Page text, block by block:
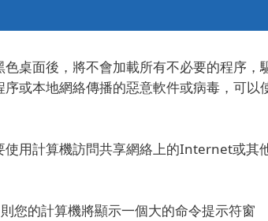
色桌面後，將不會加載所有不必要的程序，
或本地網絡傳播的惡意軟件或病毒，可以
使用計算機訪問共享網絡上的Internet或其
您的計算機將顯示一個大的命令提示符窗